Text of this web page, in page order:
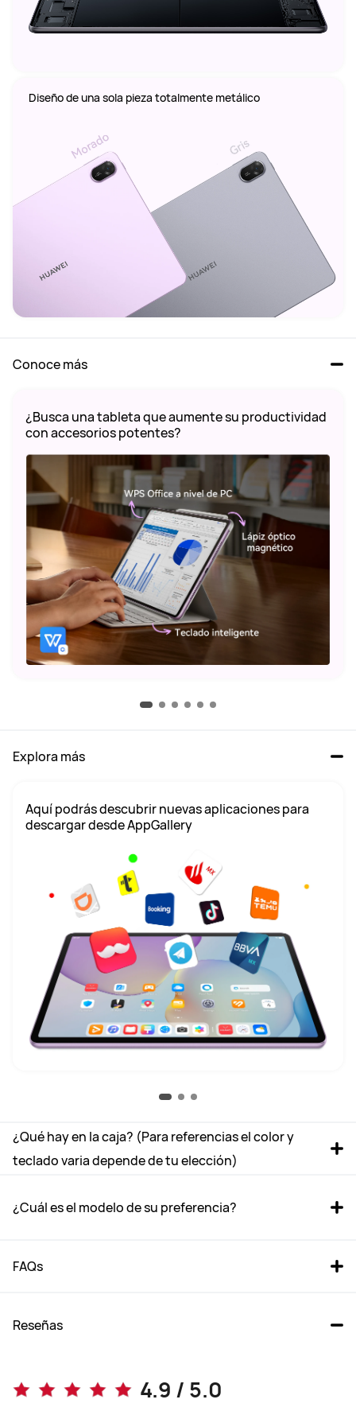
Diseño de una sola pieza totalmente metálico
Conoce más
¿Busca una tableta que aumente su productividad
con accesorios potentes?
Explora más
Aquí podrás descubrir nuevas aplicaciones para
descargar desde AppGallery
¿Qué hay en la caja? (Para referencias el color y
teclado varia depende de tu elección)
¿Cuál es el modelo de su preferencia?
FAQs
Reseñas
4.9 / 5.0